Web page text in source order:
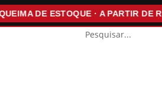
DE ESTOQUE · A PARTIR DE R$30